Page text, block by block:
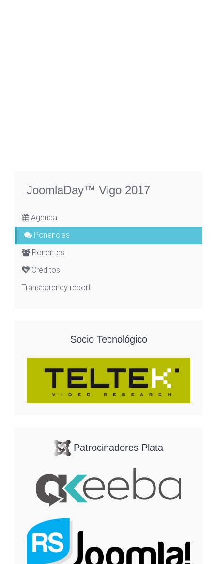
JoomlaDay™ Vigo 2017
Agenda
Ponencias
Ponentes
Créditos
Transparency report
Socio Tecnológico
Patrocinadores Plata